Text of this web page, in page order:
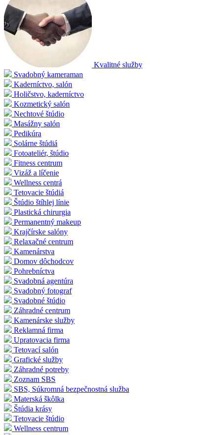
Kvalitné služby
Svadobný kameraman
Kaderníctvo, salón
Holičstvo, kaderníctvo
Kozmetický salón
Nechtové štúdio
Masážny salón
Pedikúra
Solárne štúdiá
Fotoateliér, štúdio
Fitness centrum
Vizáž a líčenie
Wellness centrá
Tetovacie štúdiá
Štúdio štíhlej línie
Plastická chirurgia
Permanentný makeup
Krajčírske salóny
Relaxačné centrum
Kamenárstva
Domov dôchodcov
Pohrebníctva
Svadobná agentúra
Svadobný fotograf
Svadobné štúdio
Záhradné centrum
Kamenárske služby
Reklamná firma
Upratovacia firma
Tetovací salón
Grafické služby
Záhradné potreby
Zoznam SBS
SBS, Súkromná bezpečnostná služba
Materská škôlka
Štúdia krásy
Tetovacie štúdio
Wellness centrum